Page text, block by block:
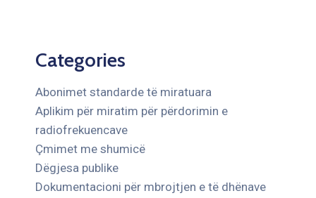
Categories
Abonimet standarde të miratuara
Aplikim për miratim për përdorimin e
radiofrekuencave
Çmimet me shumicë
Dëgjesa publike
Dokumentacioni për mbrojtjen e të dhënave